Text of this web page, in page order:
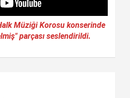
Müziği Korosu konserinde
parçası seslendirildi.